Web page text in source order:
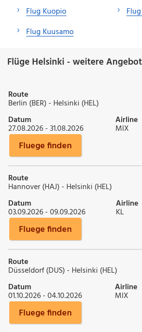
Flug Kuopio
Flug Kuusamo
Flüge Helsinki - weitere
Route
Berlin (BER) - Helsinki (HEL)
Datum
27.08.2026 - 31.08.2026
Airline
MIX
Fluege finden
Route
Hannover (HAJ) - Helsinki (HEL)
Datum
03.09.2026 - 09.09.2026
Airline
KL
Fluege finden
Route
Düsseldorf (DUS) - Helsinki (HEL)
Datum
01.10.2026 - 04.10.2026
Airline
MIX
Fluege finden